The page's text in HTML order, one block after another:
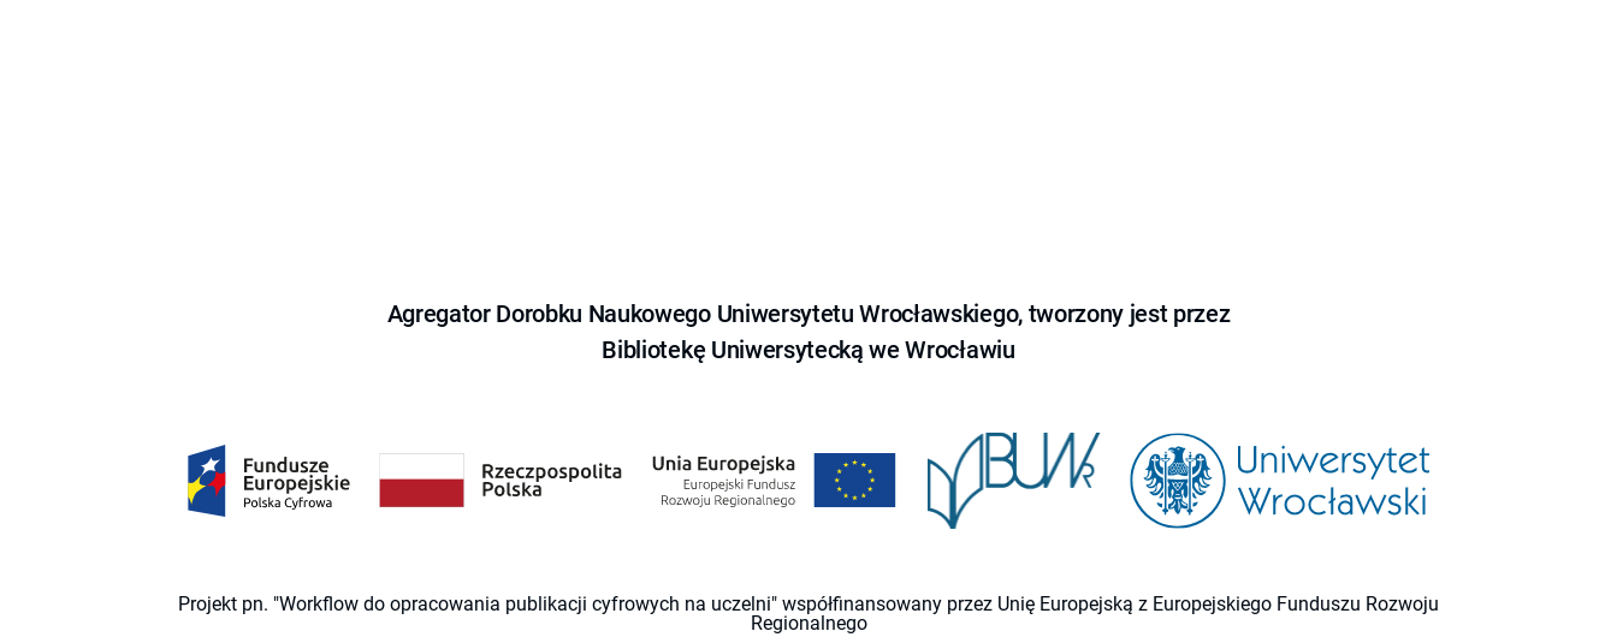
Agregator Dorobku Naukowego Uniwersytetu Wrocławskiego, tworzony jest przez
Bibliotekę Uniwersytecką we Wrocławiu
Projekt pn. "Workflow do opracowania publikacji cyfrowych na uczelni" współfinansowany przez Unię Europejską z Europejskiego Funduszu Rozwoju
Regionalnego